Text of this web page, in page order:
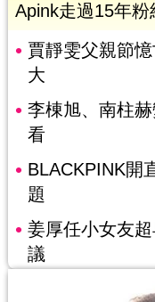
Apink走過15年
賈靜雯父親節
大
李棟旭、南柱
看
BLACKPINK
題
姜厚任小女友
議